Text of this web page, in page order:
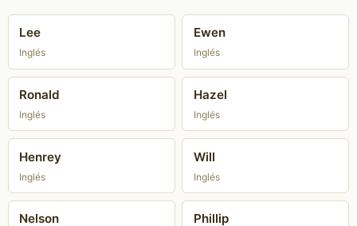
Lee
Inglés
Ewen
Inglés
Ronald
Inglés
Hazel
Inglés
Henrey
Inglés
Will
Inglés
Nelson Phillip